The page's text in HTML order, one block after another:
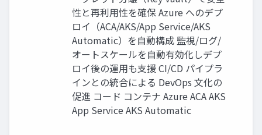
性と再利⽤性を確保 Azure へのデプ
ロイ（ACA/AKS/App Service/AKS
Automatic）を⾃動構成 監視/ログ/
オートスケールを⾃動有効化しデプ
ロイ後の運⽤も⽀援 CI/CD パイプラ
インとの統合による DevOps ⽂化の
促進 コード コンテナ Azure ACA AKS
App Service AKS Automatic